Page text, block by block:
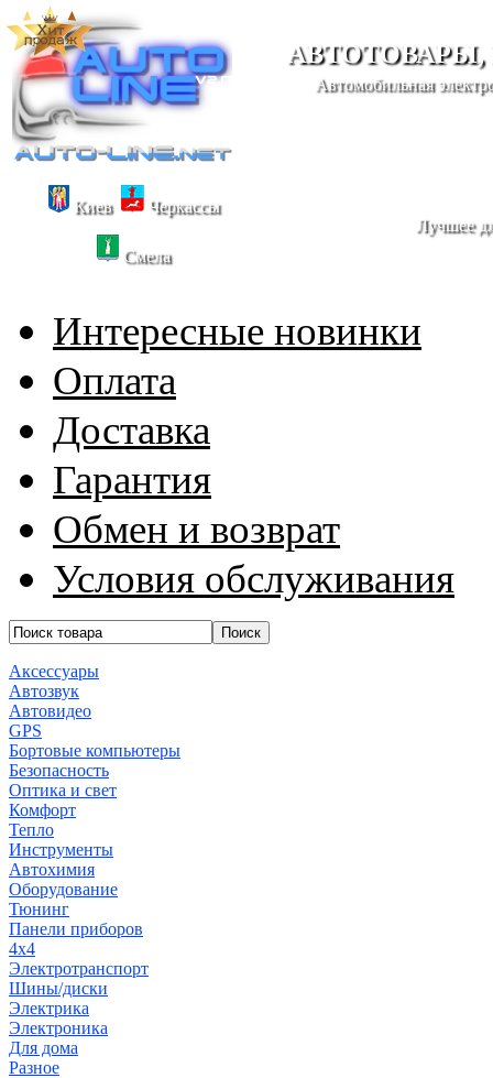
Автомобильная
Киев Черкассы
Смела
Лучшее
Интересные новинки
Оплата
Доставка
Гарантия
Обмен и возврат
Условия обслуживания
Аксессуары
Автозвук
Автовидео
GPS
Бортовые компьютеры
Безопасность
Оптика и свет
Комфорт
Тепло
Инструменты
Автохимия
Оборудование
Тюнинг
Панели приборов
4x4
Электротранспорт
Шины/диски
Электрика
Электроника
Для дома
Разное